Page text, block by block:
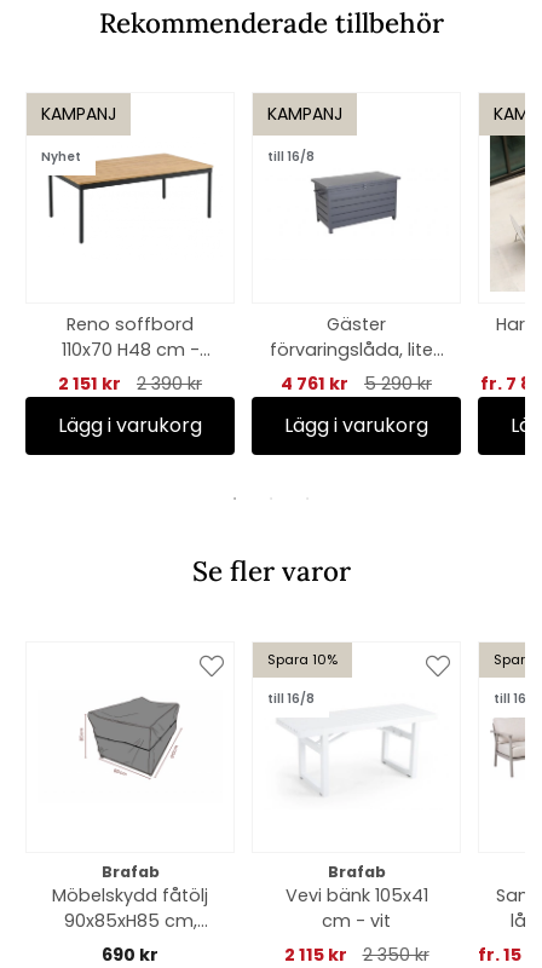
Rekommenderade tillbehör
KAMPANJ
Nyhet
Reno soffbord
110x70 H48 cm -
svart/nonwood
2 151 kr 2 390 kr
Lägg i varukorg
KAMPANJ
till 16/8
Gäster
förvaringslåda, liten
- antracit
4 761 kr 5 290 kr
Lägg i varukorg
fr. 7
Se fler varor
Brafab
Möbelskydd fåtölj
90x85xH85 cm,
andas - svart
690 kr
Spara 10%
till 16/8
Brafab
Vevi bänk 105x41
cm - vit
2 115 kr
2 350 kr
Spara
till 16/8
fr. 15